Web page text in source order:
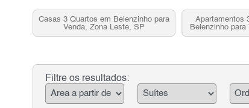
Casas 3 Quartos em Belenzinho para
Venda, Zona Leste, SP
Apartamentos
Belenzinho para
Filtre os resultados: